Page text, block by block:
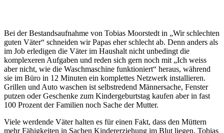
Bei der Bestandsaufnahme von Tobias Moorstedt in „Wir schlechten
guten Väter“ schneiden wir Papas eher schlecht ab. Denn anders als
im Job erledigen die Väter im Haushalt nicht unbedingt die
komplexeren Aufgaben und reden sich gern noch mit „Ich weiss
aber nicht, wie die Waschmaschine funktioniert“ heraus, während
sie im Büro in 12 Minuten ein komplettes Netzwerk installieren.
Grillen und Auto waschen ist selbstredend Männersache, Fenster
putzen oder Geschenke zum Kindergeburtstag kaufen aber in fast
100 Prozent der Familien noch Sache der Mutter.
Viele werdende Väter halten es für einen Fakt, dass den Müttern
mehr Fähigkeiten in Sachen Kindererziehung im Blut liegen. Tobias